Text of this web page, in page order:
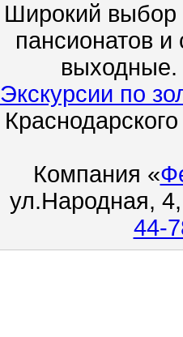
Широкий выбор
пансионатов
выходные.
Экскурсии по
Компания «
ул.Народная,
44-